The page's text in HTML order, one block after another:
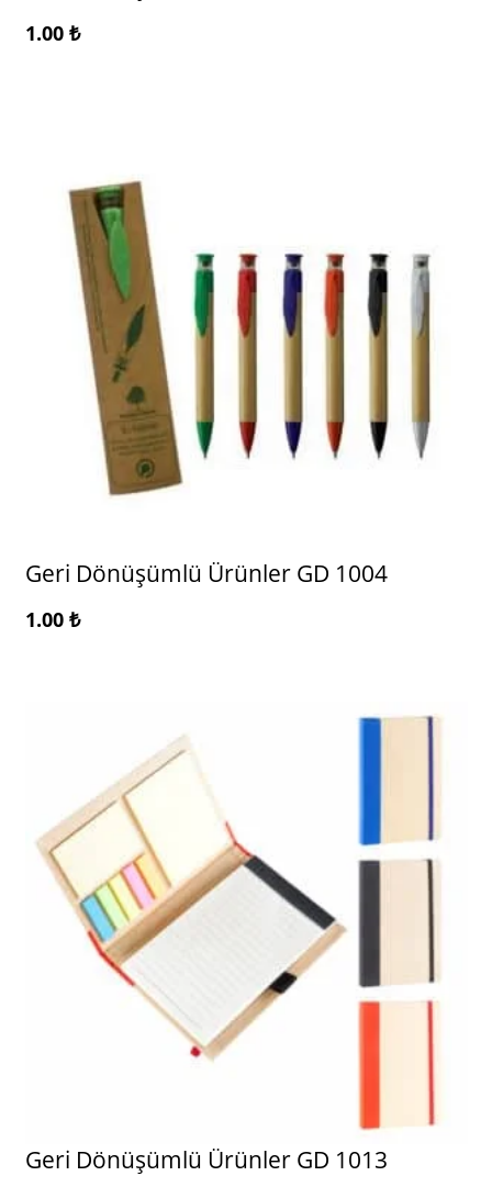
1.00 ₺
Geri Dönüşümlü Ürünler GD 1004
1.00 ₺
Geri Dönüşümlü Ürünler GD 1013